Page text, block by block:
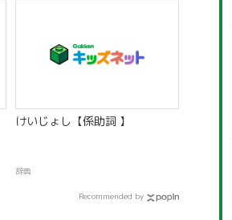
けいじょし【係助詞 】
辞典
Recommended by